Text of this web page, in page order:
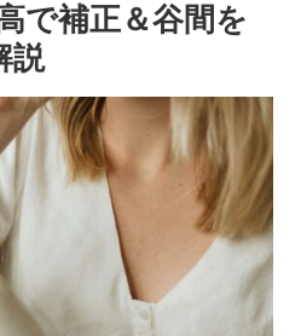
で補正＆谷間を
説